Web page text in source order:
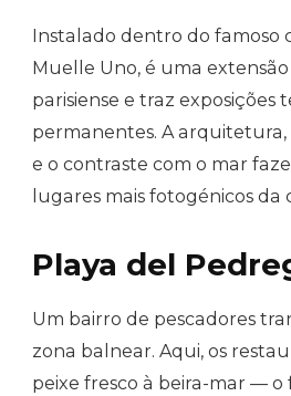
Instalado dentro do famoso
Muelle Uno, é uma
parisiense e traz exposições
permanentes. A arquitetura,
e o contraste com o mar
lugares mais fotogénicos da
Playa del
Um bairro de pescadores
zona balnear. Aqui, os
peixe fresco à beira-mar — o